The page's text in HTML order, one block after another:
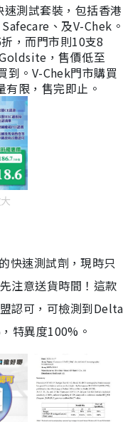
測試套裝，包括香港
、及V-Chek。
，而門市則10支8
，售價低至
到。V-Chek門市購買
限，售完即止。
快速測試劑，現時只
注意送貨時間！這款
認可，可檢測到Delta
特異度100%。